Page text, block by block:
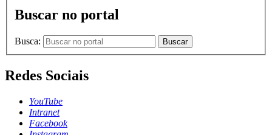
Buscar no portal
Busca: Buscar
Redes Sociais
YouTube
Intranet
Facebook